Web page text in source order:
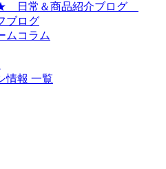
日常＆商品紹介ブログ
ブログ
ムコラム
情報 一覧